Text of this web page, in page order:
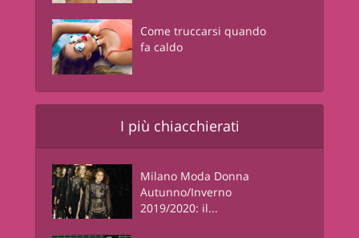
Come truccarsi quando
fa caldo
I più chiacchierati
Milano Moda Donna
Autunno/Inverno
2019/2020: il...